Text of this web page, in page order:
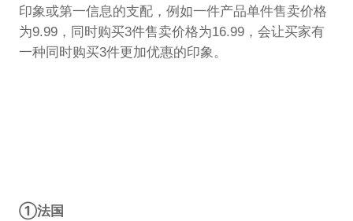
印象或第一信息的支配，例如一件产品单件售卖价格
为9.99，同时购买3件售卖价格为16.99，会让买家有
一种同时购买3件更加优惠的印象。
①法国